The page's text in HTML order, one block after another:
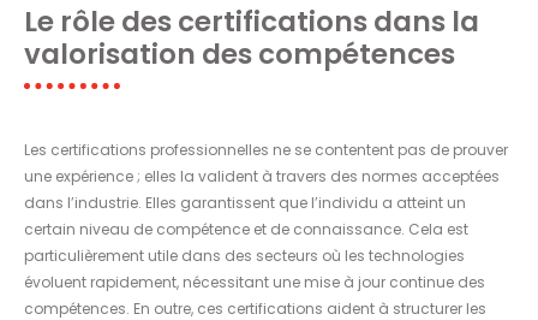
Le rôle des certifications dans la
valorisation des compétences
Les certifications professionnelles ne se contentent pas de prouver
une expérience ; elles la valident à travers des normes acceptées
dans l’industrie. Elles garantissent que l’individu a atteint un
certain niveau de compétence et de connaissance. Cela est
particulièrement utile dans des secteurs où les technologies
évoluent rapidement, nécessitant une mise à jour continue des
compétences. En outre, ces certifications aident à structurer les